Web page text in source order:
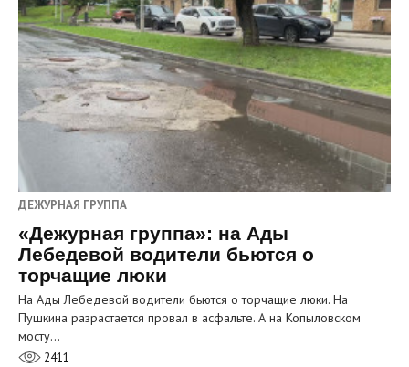
ДЕЖУРНАЯ ГРУППА
«Дежурная группа»: на Ады
Лебедевой водители бьются о
торчащие люки
На Ады Лебедевой водители бьются о торчащие люки. На
Пушкина разрастается провал в асфальте. А на Копыловском
мосту…
2411